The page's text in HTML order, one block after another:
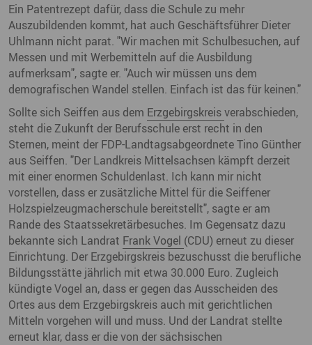
Ein Patentrezept dafür, dass die Schule zu mehr
Auszubildenden kommt, hat auch Geschäftsführer Dieter
Uhlmann nicht parat. "Wir machen mit Schulbesuchen, auf
Messen und mit Werbemitteln auf die Ausbildung
aufmerksam", sagte er. "Auch wir müssen uns dem
demografischen Wandel stellen. Einfach ist das für keinen."
Sollte sich Seiffen aus dem Erzgebirgskreisverabschieden,
steht die Zukunft der Berufsschule erst recht in den
Sternen, meint der FDP-Landtagsabgeordnete Tino Günther
aus Seiffen. "Der Landkreis Mittelsachsen kämpft derzeit
mit einer enormen Schuldenlast. Ich kann mir nicht
vorstellen, dass er zusätzliche Mittel für die Seiffener
Holzspielzeugmacherschule bereitstellt", sagte er am
Rande des Staatssekretärbesuches. Im Gegensatz dazu
bekannte sich Landrat Frank Vogel (CDU) erneut zu dieser
Einrichtung. Der Erzgebirgskreis bezuschusst die berufliche
Bildungsstätte jährlich mit etwa 30.000 Euro. Zugleich
kündigte Vogel an, dass er gegen das Ausscheiden des
Ortes aus dem Erzgebirgskreis auch mit gerichtlichen
Mitteln vorgehen will und muss. Und der Landrat stellte
erneut klar, dass er die von der sächsischen